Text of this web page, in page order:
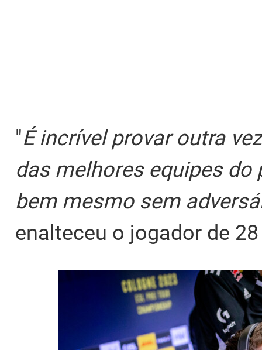
"É incrível provar outra
das melhores equipes
bem mesmo sem
enalteceu o jogador de